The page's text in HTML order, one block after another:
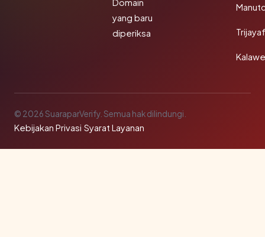
Domain
yang baru
diperiksa
© 2026 SuaraparVerify. Semua hak dilindungi.
Kebijakan Privasi·Syarat Layanan